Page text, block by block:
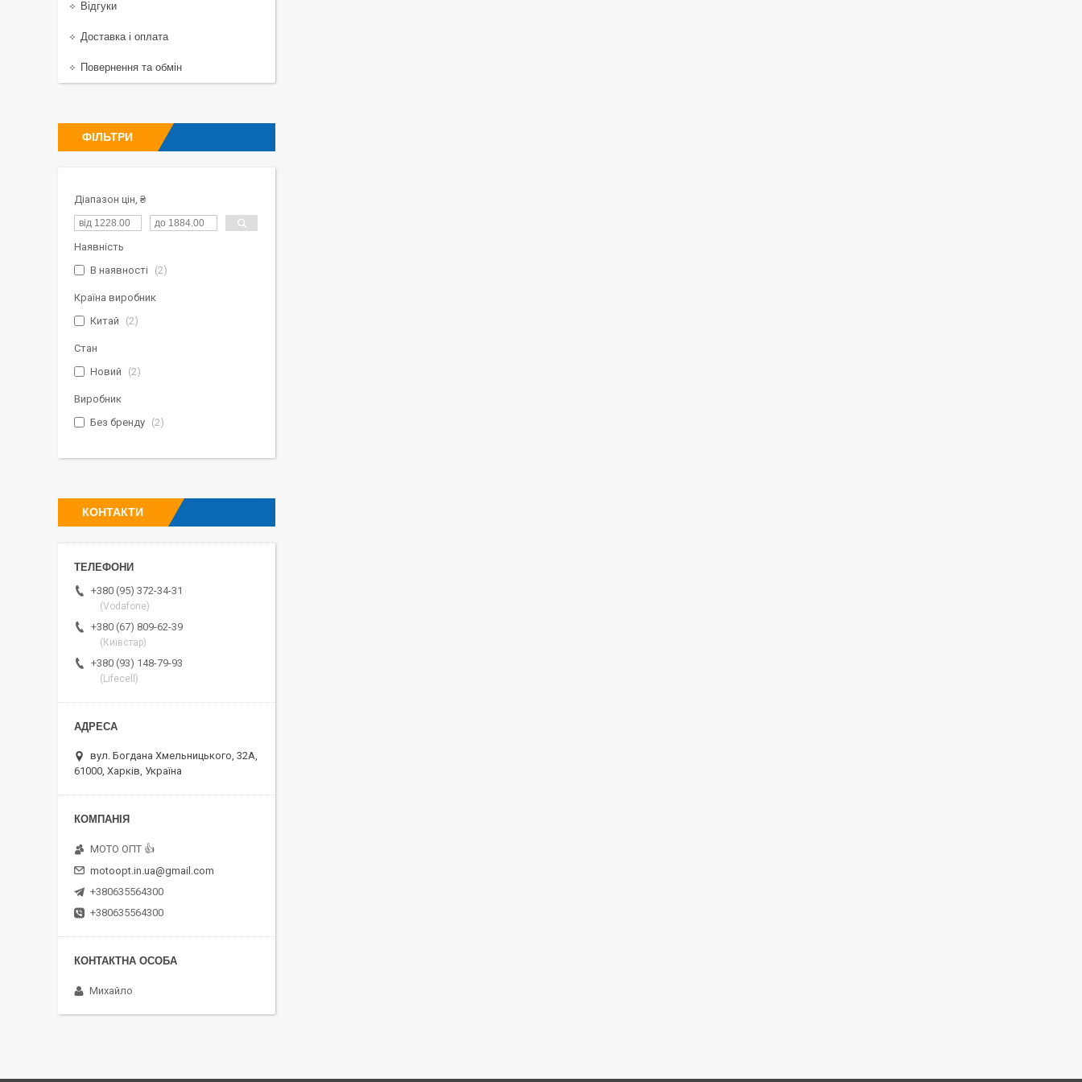
Відгуки
Доставка і оплата
Повернення та обмін
ФІЛЬТРИ
Діапазон цін, ₴
Наявність
В наявності
2
Країна виробник
Китай
2
Стан
Новий
2
Виробник
Без бренду
2
КОНТАКТИ
+380 (95) 372-34-31
(Vodafone)
+380 (67) 809-62-39
(Київстар)
+380 (93) 148-79-93
(Lifecell)
вул. Богдана Хмельницького, 32А,
61000, Харків, Україна
MOTO OПT 👍
motoopt.in.ua@gmail.com
+380635564300
+380635564300
Михайло